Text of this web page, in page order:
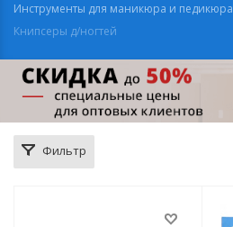
Инструменты для маникюра и педикюра
Книпсеры д/ногтей
Фильтр